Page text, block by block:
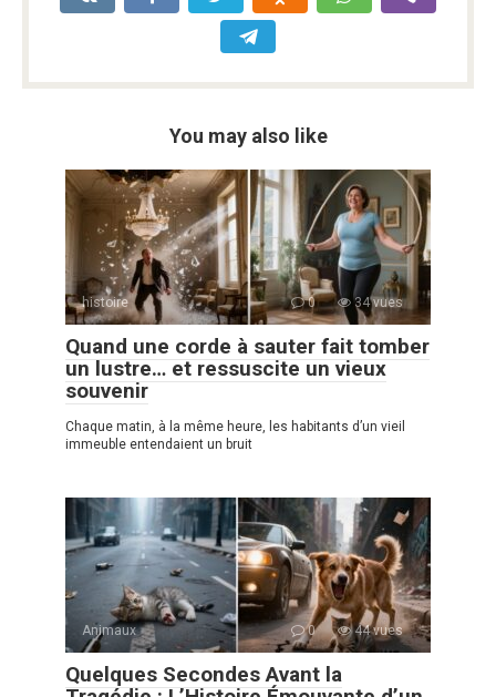
You may also like
histoire 0 34 vues
Quand une corde à sauter fait tomber
un lustre… et ressuscite un vieux
souvenir
Chaque matin, à la même heure, les habitants d’un vieil
immeuble entendaient un bruit
Animaux 0 44 vues
Quelques Secondes Avant la